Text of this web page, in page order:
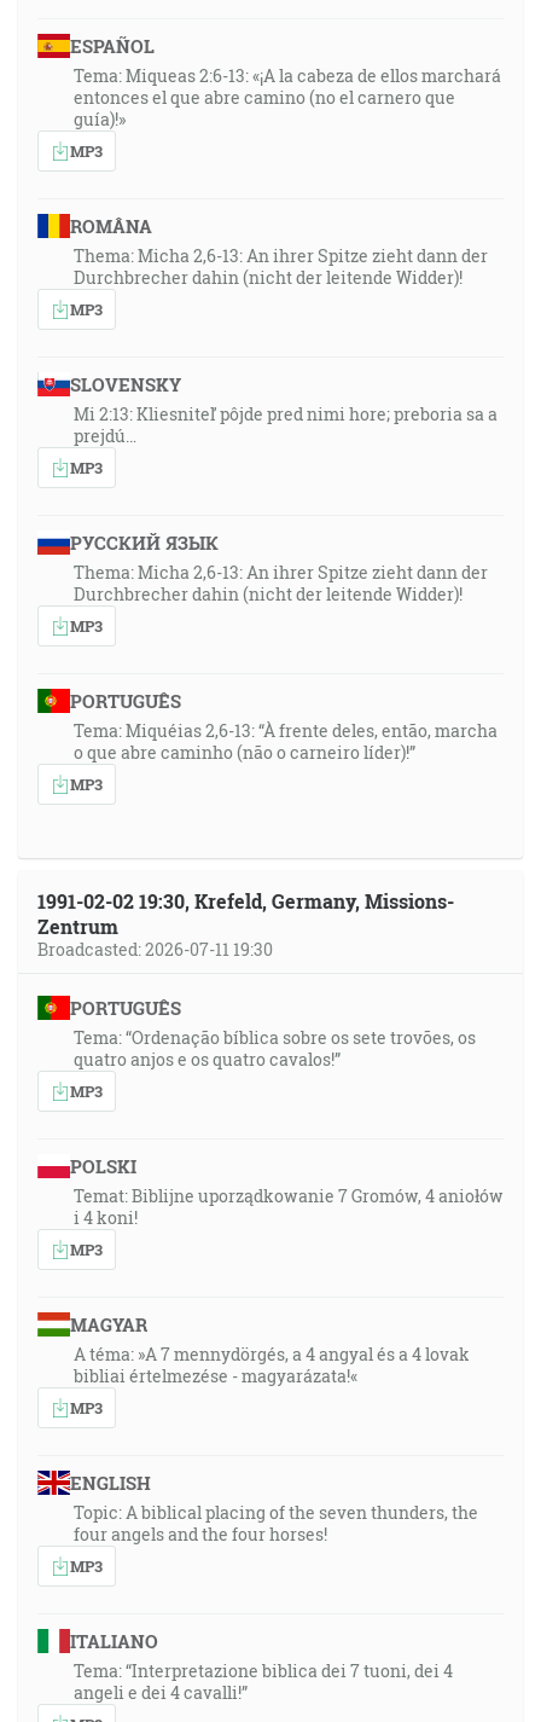
ESPAÑOL
Tema: Miqueas 2:6-13: «¡A la cabeza de ellos marchará
entonces el que abre camino (no el carnero que
guía)!»
MP3
ROMÂNA
Thema: Micha 2,6-13: An ihrer Spitze zieht dann der
Durchbrecher dahin (nicht der leitende Widder)!
MP3
SLOVENSKY
Mi 2:13: Kliesniteľ pôjde pred nimi hore; preboria sa a
prejdú…
MP3
РУССКИЙ ЯЗЫК
Thema: Micha 2,6-13: An ihrer Spitze zieht dann der
Durchbrecher dahin (nicht der leitende Widder)!
MP3
PORTUGUÊS
Tema: Miquéias 2,6-13: “À frente deles, então, marcha
o que abre caminho (não o carneiro líder)!”
MP3
1991-02-02 19:30, Krefeld, Germany, Missions-
Zentrum
Broadcasted: 2026-07-11 19:30
PORTUGUÊS
Tema: “Ordenação bíblica sobre os sete trovões, os
quatro anjos e os quatro cavalos!”
MP3
POLSKI
Temat: Biblijne uporządkowanie 7 Gromów, 4 aniołów
i 4 koni!
MP3
MAGYAR
A téma: »A 7 mennydörgés, a 4 angyal és a 4 lovak
bibliai értelmezése - magyarázata!«
MP3
ENGLISH
Topic: A biblical placing of the seven thunders, the
four angels and the four horses!
MP3
ITALIANO
Tema: “Interpretazione biblica dei 7 tuoni, dei 4
angeli e dei 4 cavalli!”